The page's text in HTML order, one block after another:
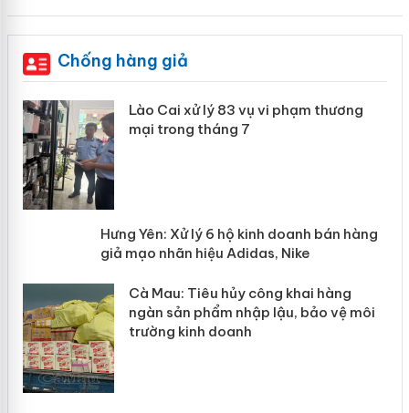
Chống hàng giả
Lào Cai xử lý 83 vụ vi phạm thương
mại trong tháng 7
Hưng Yên: Xử lý 6 hộ kinh doanh bán
hàng giả mạo nhãn hiệu Adidas, Nike